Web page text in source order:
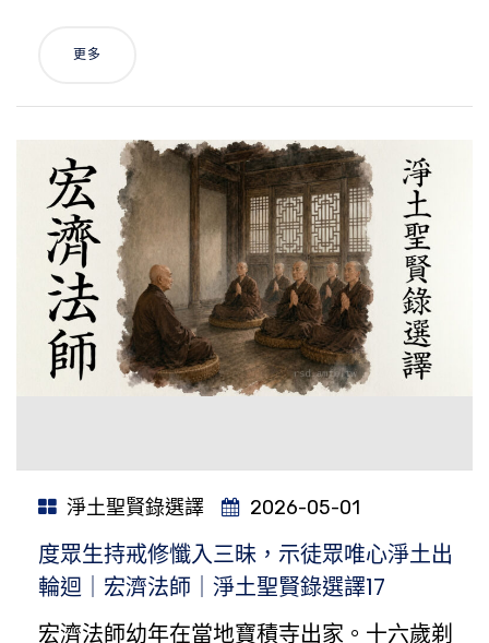
更多
淨土聖賢錄選譯 2026-05-01
度眾生持戒修懺入三昧，示徒眾唯心淨土出
輪迴｜宏濟法師｜淨土聖賢錄選譯17
宏濟法師幼年在當地寶積寺出家。十六歲剃